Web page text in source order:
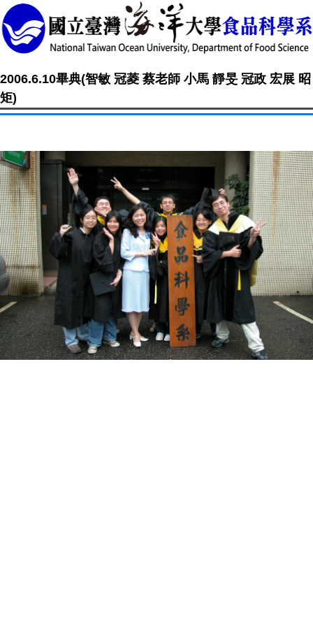
2006.6.10畢典(智敏 冠菱 蔡老師 小馬 靜旻 冠政 宏展 昭
矩)